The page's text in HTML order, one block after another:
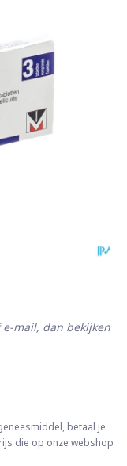
betaal je
die op onze webshop
mail, dan bekijken